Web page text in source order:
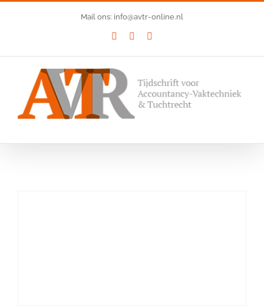
Mail ons: info@avtr-online.nl
YouTubeLinkedIn